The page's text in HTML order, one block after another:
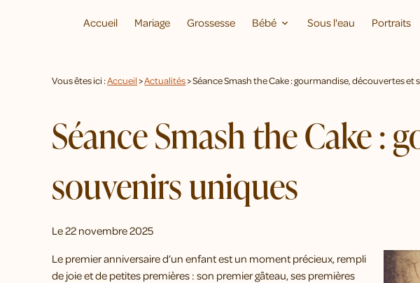
Accueil Mariage Grossesse Bébé Sous l'eau Portraits
Vous êtes ici :Accueil>Actualités> Séance Smash the Cake : gourmandise, découvertes
Séance Smash the Cake :
souvenirs uniques
Le22 novembre 2025
Le premier anniversaire d’un enfant est un moment précieux, rempli
de joie et de petites premières : son premier gâteau, ses premières